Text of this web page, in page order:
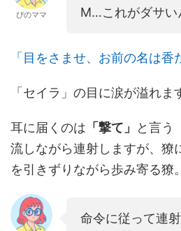
ぴのママ
M…これがダサい
「目をさませ、お前の名は香
「セイラ」の目に涙が溢れま
耳に届くのは 「撃て」
と言う
流しながら連射しますが、獠
を引きずりながら歩み寄る獠。
命令に従って連